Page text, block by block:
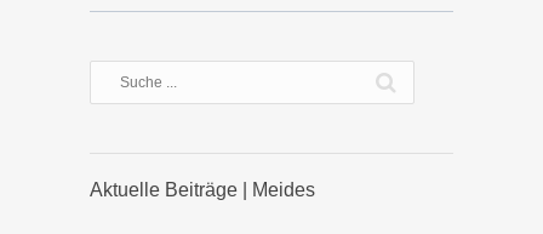
Aktuelle Beiträge | Meides